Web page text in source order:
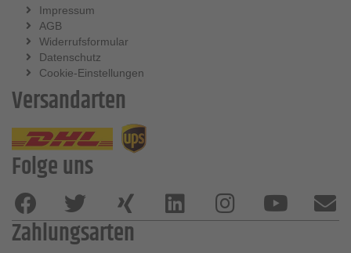
Impressum
AGB
Widerrufsformular
Datenschutz
Cookie-Einstellungen
Versandarten
Folge uns
Zahlungsarten